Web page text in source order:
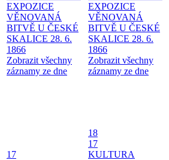
EXPOZICE
VĚNOVANÁ
BITVĚ U ČESKÉ
SKALICE 28. 6.
1866
Zobrazit všechny
záznamy ze dne
EXPOZICE
VĚNOVANÁ
BITVĚ U ČESKÉ
SKALICE 28. 6.
1866
Zobrazit všechny
záznamy ze dne
17
18
17
KULTURA